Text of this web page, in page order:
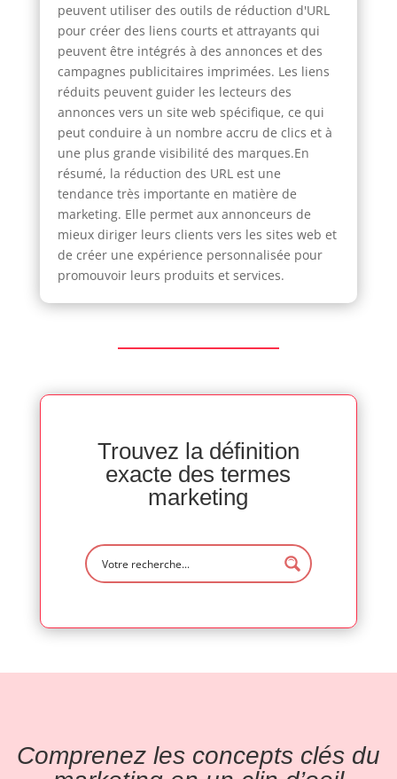
peuvent utiliser des outils de réduction d'URL
pour créer des liens courts et attrayants qui
peuvent être intégrés à des annonces et des
campagnes publicitaires imprimées. Les liens
réduits peuvent guider les lecteurs des
annonces vers un site web spécifique, ce qui
peut conduire à un nombre accru de clics et à
une plus grande visibilité des marques.En
résumé, la réduction des URL est une
tendance très importante en matière de
marketing. Elle permet aux annonceurs de
mieux diriger leurs clients vers les sites web et
de créer une expérience personnalisée pour
promouvoir leurs produits et services.
Trouvez la définition
exacte des termes
marketing
Comprenez les concepts clés du